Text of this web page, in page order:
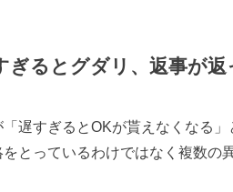
ぎるとグダリ、返事が返
遅すぎるとOKが貰えなくなる
とっているわけではなく複数の